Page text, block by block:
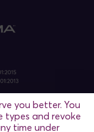
you better. You
types and revoke
time under